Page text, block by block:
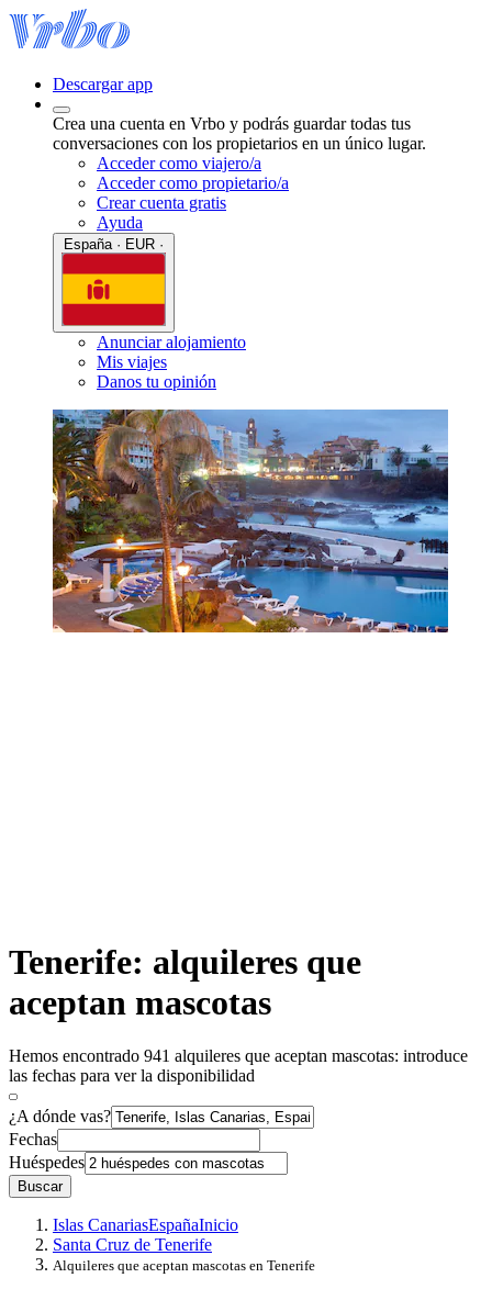
Descargar app
Crea una cuenta en Vrbo y podrás guardar todas tus
conversaciones con los propietarios en un único lugar.
Acceder como viajero/a
Acceder como propietario/a
Crear cuenta gratis
Ayuda
Anunciar alojamiento
Mis viajes
Danos tu opinión
Tenerife: alquileres que
aceptan mascotas
Hemos encontrado 941 alquileres que aceptan mascotas: introduce
las fechas para ver la disponibilidad
¿A dónde vas?
Fechas
Huéspedes
Buscar
Islas CanariasEspañaInicio
Santa Cruz de Tenerife
Alquileres que aceptan mascotas en Tenerife